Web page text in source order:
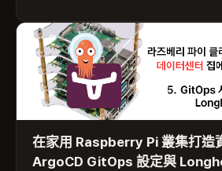
在家用 Raspberry Pi 叢集打造
ArgoCD GitOps 設定與